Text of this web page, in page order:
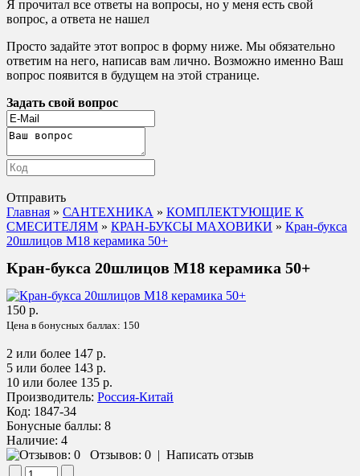
Я прочитал все ответы на вопросы, но у меня есть свой
вопрос, а ответа не нашел
Просто задайте этот вопрос в форму ниже. Мы обязательно
ответим на него, написав вам лично. Возможно именно Ваш
вопрос появится в будущем на этой странице.
Задать свой вопрос
Отправить
Главная » САНТЕХНИКА » КОМПЛЕКТУЮЩИЕ К
СМЕСИТЕЛЯМ » КРАН-БУКСЫ МАХОВИКИ » Кран-букса
20шлицов М18 керамика 50+
Кран-букса 20шлицов М18 керамика 50+
150 р.
Цена в бонусных баллах: 150
2 или более 147 р.
5 или более 143 р.
10 или более 135 р.
Производитель: Россия-Китай
Код: 1847-34
Бонусные баллы: 8
Наличие: 4
Отзывов: 0 | Написать отзыв